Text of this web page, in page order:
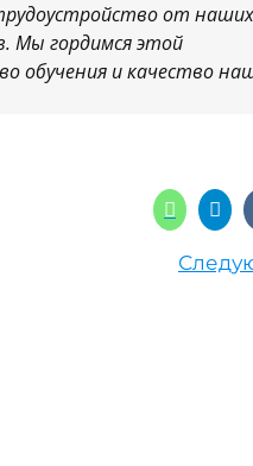
от наших
Мы гордимся этой
обучения и качество